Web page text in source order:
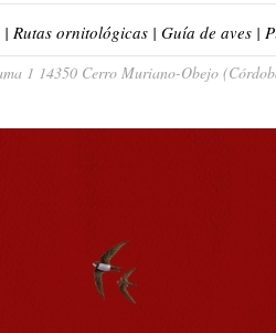
| Rutas ornitológicas | Guía de aves |
1 14350 Cerro Muriano-Obejo